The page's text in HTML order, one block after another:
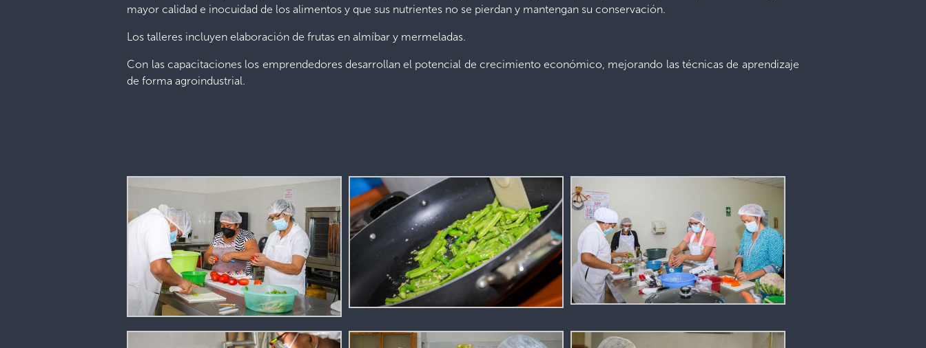
mayor calidad e inocuidad de los alimentos y que sus nutrientes no se pierdan y mantengan su conservación.
Los talleres incluyen elaboración de frutas en almíbar y mermeladas.
Con las capacitaciones los emprendedores desarrollan el potencial de crecimiento económico, mejorando las técnicas de aprendizaje
de forma agroindustrial.